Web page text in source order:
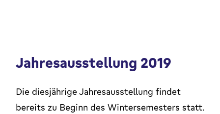
Jahresausstellung 2019
Die diesjährige Jahresausstellung findet
bereits zu Beginn des Wintersemesters statt.